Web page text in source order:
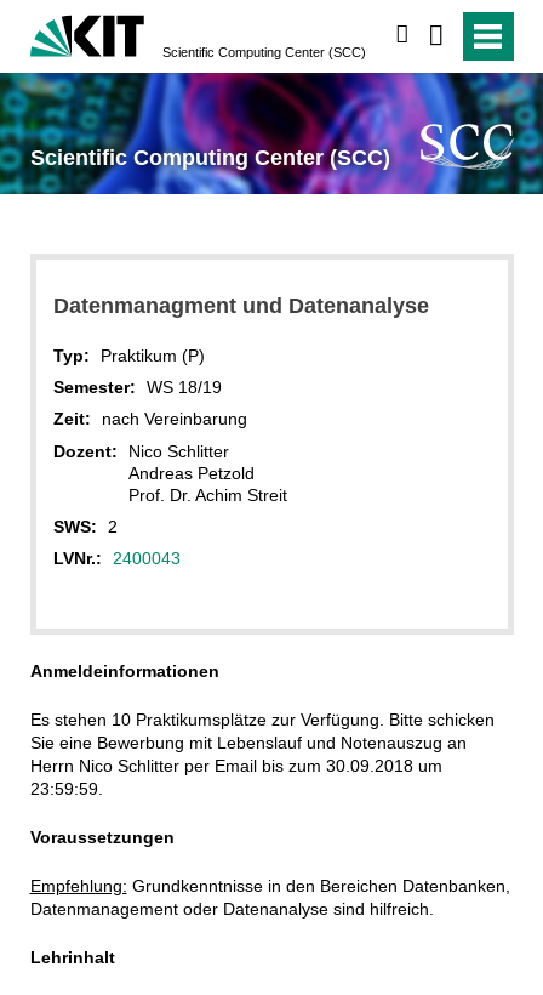
Scientific Computing Center (SCC)
Scientific Computing Center (SCC)
Datenmanagment und Datenanalyse
Typ:
Praktikum (P)
Semester:
WS 18/19
Zeit:
nach Vereinbarung
Dozent:
Nico Schlitter
Andreas Petzold
Prof. Dr. Achim Streit
SWS:
2
LVNr.:
2400043
Anmeldeinformationen
Es stehen 10 Praktikumsplätze zur Verfügung. Bitte schicken
Sie eine Bewerbung mit Lebenslauf und Notenauszug an
Herrn Nico Schlitter per Email bis zum 30.09.2018 um
23:59:59.
Voraussetzungen
Empfehlung: Grundkenntnisse in den Bereichen Datenbanken,
Datenmanagement oder Datenanalyse sind hilfreich.
Lehrinhalt